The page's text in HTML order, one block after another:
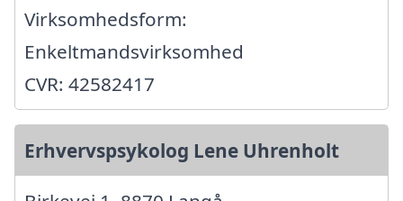
Virksomhedsform:
Enkeltmandsvirksomhed
CVR: 42582417
Erhvervspsykolog Lene Uhrenholt